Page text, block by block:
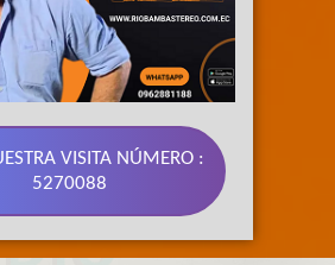
VISITA NÚMERO :
5270088